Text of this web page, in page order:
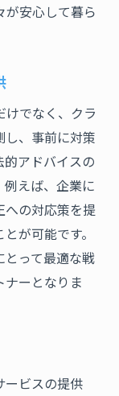
が安心して暮ら
けでなく、クラ
し、事前に対策
アドバイスの
えば、企業に
への対応策を提
が可能です。
とって最適な戦
ーとなりま
ービスの提供